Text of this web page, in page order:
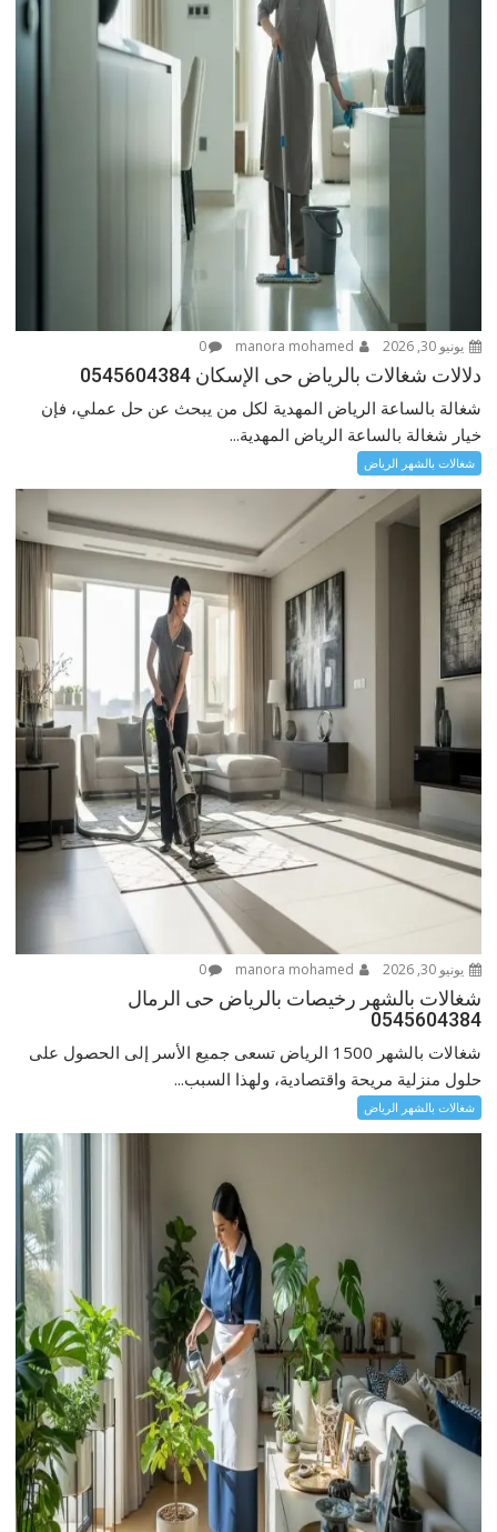
يونيو 30, 2026 0
دلالات شغالات بالرياض حى الإسكان 0545604384
شغالة بالساعة الرياض المهدية لكل من يبحث عن حل عملي، فإن
خيار شغالة بالساعة الرياض المهدية...
شغالات بالشهر الرياض
يونيو 30, 2026 0
شغالات بالشهر رخيصات بالرياض حى الرمال
0545604384
شغالات بالشهر 1500 الرياض تسعى جميع الأسر إلى الحصول على
حلول منزلية مريحة واقتصادية، ولهذا السبب...
شغالات بالشهر الرياض